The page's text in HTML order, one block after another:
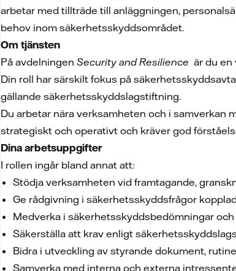
arbetar med tillträde till anläggningen,
behov inom säkerhetsskyddsområdet.
Om tjänsten
På avdelningen Security and Resilience är du
Din roll har särskilt fokus på
gällande säkerhetsskyddslagstiftning.
Du arbetar nära verksamheten och i samverkan
strategiskt och operativt och kräver god
Dina arbetsuppgifter
I rollen ingår bland annat att:
Stödja verksamheten vid framtagande,
Ge rådgivning i säkerhetsskyddsfrågor
Medverka i säkerhetsskyddsbedömningar
Säkerställa att krav enligt
Bidra i utveckling av styrande dokument,
Samverka med interna och externa